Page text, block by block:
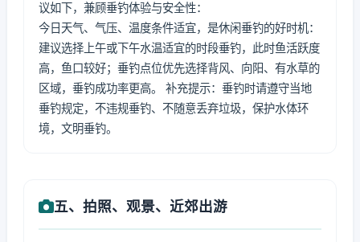
议如下，兼顾垂钓体验与安全性：
今日天气、气压、温度条件适宜，是休闲垂钓的好时机：
建议选择上午或下午水温适宜的时段垂钓，此时鱼活跃度
高，鱼口较好；垂钓点位优先选择背风、向阳、有水草的
区域，垂钓成功率更高。 补充提示：垂钓时请遵守当地
垂钓规定，不违规垂钓、不随意丢弃垃圾，保护水体环
境，文明垂钓。
五、拍照、观景、近郊出游